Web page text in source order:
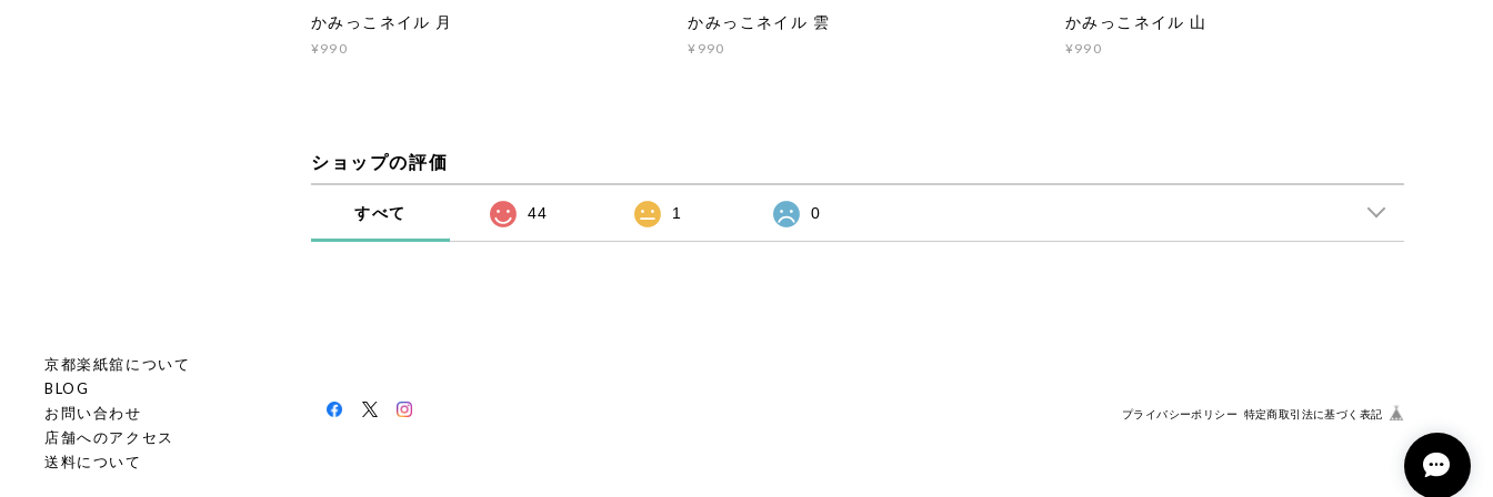
京都楽紙舘について
BLOG
お問い合わせ
店舗へのアクセス
送料について
かみっこネイル 月
¥990
かみっこネイル 雲
¥990
かみっこネイル 山
¥990
ショップの評価
すべて 44 1 0
プライバシーポリシー 特定商取引法に基づく表記